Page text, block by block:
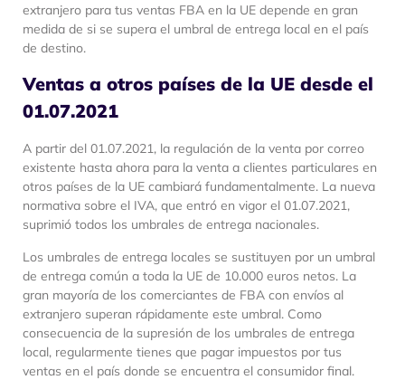
extranjero para tus ventas FBA en la UE depende en gran
medida de si se supera el umbral de entrega local en el país
de destino.
Ventas a otros países de la UE desde el
01.07.2021
A partir del 01.07.2021, la regulación de la venta por correo
existente hasta ahora para la venta a clientes particulares en
otros países de la UE cambiará fundamentalmente. La nueva
normativa sobre el IVA, que entró en vigor el 01.07.2021,
suprimió todos los umbrales de entrega nacionales.
Los umbrales de entrega locales se sustituyen por un umbral
de entrega común a toda la UE de 10.000 euros netos. La
gran mayoría de los comerciantes de FBA con envíos al
extranjero superan rápidamente este umbral. Como
consecuencia de la supresión de los umbrales de entrega
local, regularmente tienes que pagar impuestos por tus
ventas en el país donde se encuentra el consumidor final.